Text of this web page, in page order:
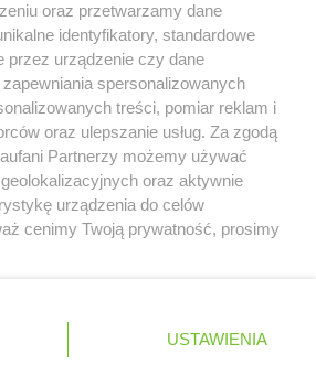
sobie skalę problemów z
w styczniu
© 2004 - 2026 GPmedia
Kopiowanie treści bez
zgody autorów zabronione.
z grupą przedsiębiorstw Formula
z którego korzystasz, używa plików
pliki instalowane w urządzeniach
korzystających z serwisu, w celu
serwisem, poprawy jakości
więcej o naszej polityce
oraz przetwarzamy dane
identyfikatory, standardowe
przez urządzenie czy dane
spersonalizowanych
treści, pomiar reklam i
oraz ulepszanie usług. Za zgodą
Partnerzy możemy używać
oraz aktywnie
urządzenia do celów
cenimy Twoją prywatność, prosimy
się w lewym dolnym rogu strony
przetwarzania danych nie wymagają
USTAWIENIA